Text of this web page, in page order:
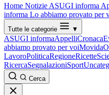
Home Notizie ASUGI informa
informa Lo abbiamo provato per
Tutte le categorie ▼
ASUGI informaAppelliCronaca
abbiamo provato per voiMovida
LavoroPoliticaRegioneRicette
RicercaSegnalazioniSport
Cerca